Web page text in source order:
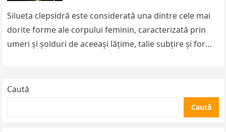
Silueta clepsidră este considerată una dintre cele mai
dorite forme ale corpului feminin, caracterizată prin
umeri și șolduri de aceeași lățime, talie subțire și forme
Caută
Caută